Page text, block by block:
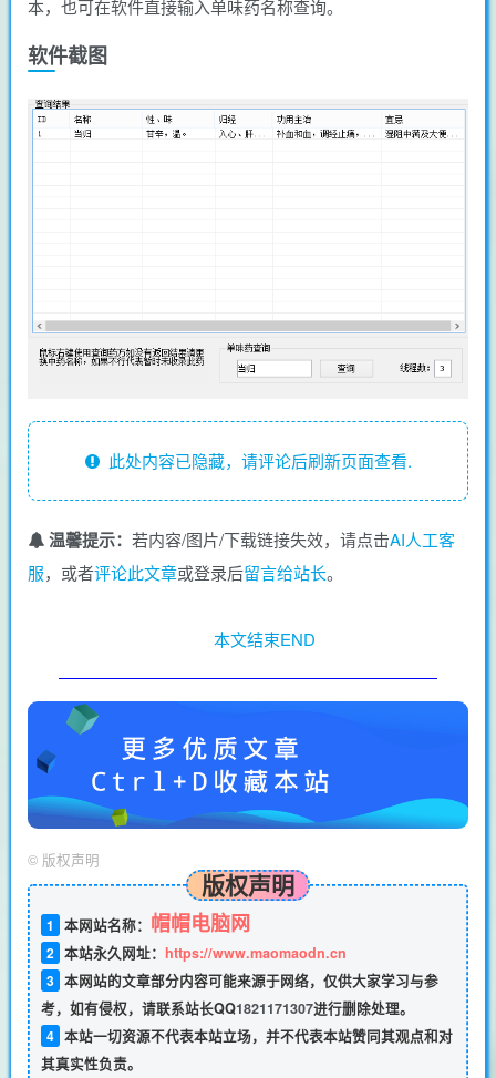
本，也可在软件直接输入单味药名称查询。
软件截图
此处内容已隐藏，请评论后刷新页面查看.
温馨提示： 若内容/图片/下载链接失效，请点击AI人工客
服，或者评论此文章或登录后留言给站长。
本文结束END
© 版权声明
版权声明
1 本网站名称： 帽帽电脑网
2 本站永久网址： https://www.maomaodn.cn
3 本网站的文章部分内容可能来源于网络，仅供大家学习与参
考，如有侵权，请联系站长QQ1821171307进行删除处理。
4 本站一切资源不代表本站立场，并不代表本站赞同其观点和对
其真实性负责。